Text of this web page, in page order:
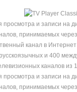
и записи на
принимаемых
канал в
и 400
каналов из
и записи на
принимаемых